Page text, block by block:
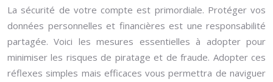
La sécurité de votre compte est primordiale. Protéger vos
données personnelles et financières est une responsabilité
partagée. Voici les mesures essentielles à adopter pour
minimiser les risques de piratage et de fraude. Adopter ces
réflexes simples mais efficaces vous permettra de naviguer